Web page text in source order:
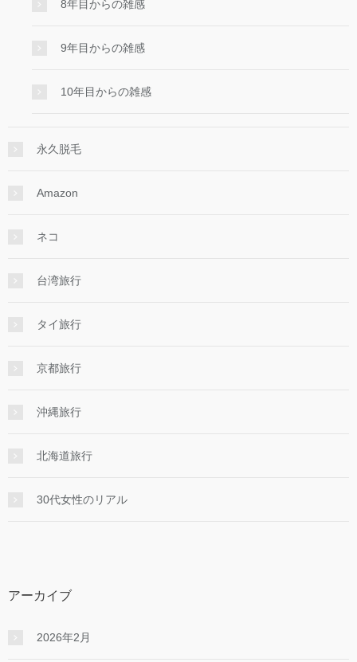
8年目からの雑感
9年目からの雑感
10年目からの雑感
永久脱毛
Amazon
ネコ
台湾旅行
タイ旅行
京都旅行
沖縄旅行
北海道旅行
30代女性のリアル
アーカイブ
2026年2月